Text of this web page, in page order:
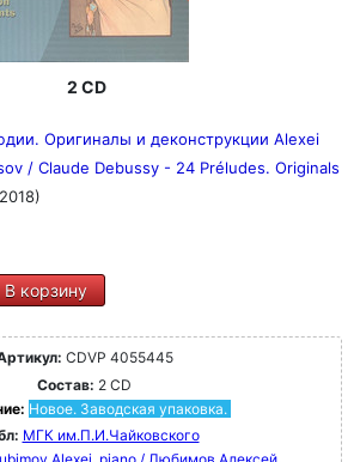
2 CD
Оригиналы и деконструкции Alexei
/ Claude Debussy - 24 Préludes. Originals
В корзину
CDVP 4055445
Состав: 2 CD
Новое. Заводская упаковка.
МГК им.П.И.Чайковского